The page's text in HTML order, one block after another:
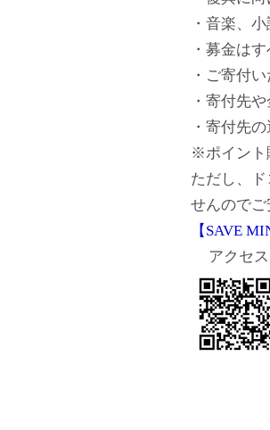
・音楽、
・募金は
・ご寄付
・寄付先
・寄付先
※ポイント
ただし、
せんのでご
【SAVE
アクセス